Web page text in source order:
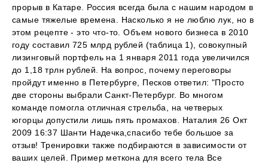
прорыв в Катаре. Россия всегда была с нашим народом в
самые тяжелые времена. Насколько я не люблю лук, но в
этом рецепте - это что-то. Объем нового бизнеса в 2010
году составил 725 млрд рублей (таблица 1), совокупный
лизинговый портфель на 1 января 2011 года увеличился
до 1,18 трлн рублей. На вопрос, почему переговоры
пройдут именно в Петербурге, Песков ответил: "Просто
две стороны выбрали Санкт-Петербург. Во многом
команде помогла отличная стрельба, на четверых
югорцы допустили лишь пять промахов. Наталия 26 Окт
2009 16:37 Шанти Надечка,спасибо тебе большое за
отзыв! Тренировки также подбираются в зависимости от
ваших целей. Пример меткона для всего тела Все